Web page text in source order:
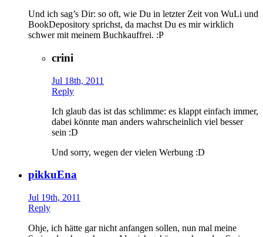
Und ich sag’s Dir: so oft, wie Du in letzter Zeit von WuLi und
BookDepository sprichst, da machst Du es mir wirklich
schwer mit meinem Buchkauffrei. :P
crini
Jul 18th, 2011
Reply
Ich glaub das ist das schlimme: es klappt einfach immer,
dabei könnte man anders wahrscheinlich viel besser
sein :D
Und sorry, wegen der vielen Werbung :D
pikkuEna
Jul 19th, 2011
Reply
Ohje, ich hätte gar nicht anfangen sollen, nun mal meine